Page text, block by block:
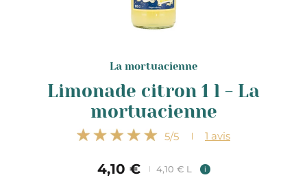
La mortuacienne
Limonade citron 1 l - La
mortuacienne
5/5 1 avis
4,10 € 4,10 € L i